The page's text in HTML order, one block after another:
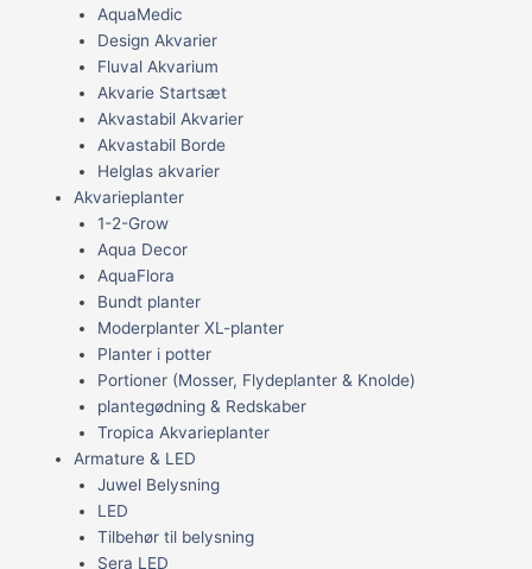
AquaMedic
Design Akvarier
Fluval Akvarium
Akvarie Startsæt
Akvastabil Akvarier
Akvastabil Borde
Helglas akvarier
Akvarieplanter
1-2-Grow
Aqua Decor
AquaFlora
Bundt planter
Moderplanter XL-planter
Planter i potter
Portioner (Mosser, Flydeplanter & Knolde)
plantegødning & Redskaber
Tropica Akvarieplanter
Armature & LED
Juwel Belysning
LED
Tilbehør til belysning
Sera LED